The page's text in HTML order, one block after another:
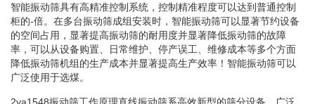
智能振动筛具有高精准控制系统，控制精准程度可以达到普通控制
柜的-倍。在多台振动筛成组安装时，智能振动筛可以显著节约设备
的空间占用，显著提高振动筛的耐用度并显著降低振动筛的故障
率，可以从设备购置、日常维护、停产误工、维修成本等多个方面
降低振动筛机组的生产成本并显著提高生产效率！智能振动筛可以
广泛使用于选煤。